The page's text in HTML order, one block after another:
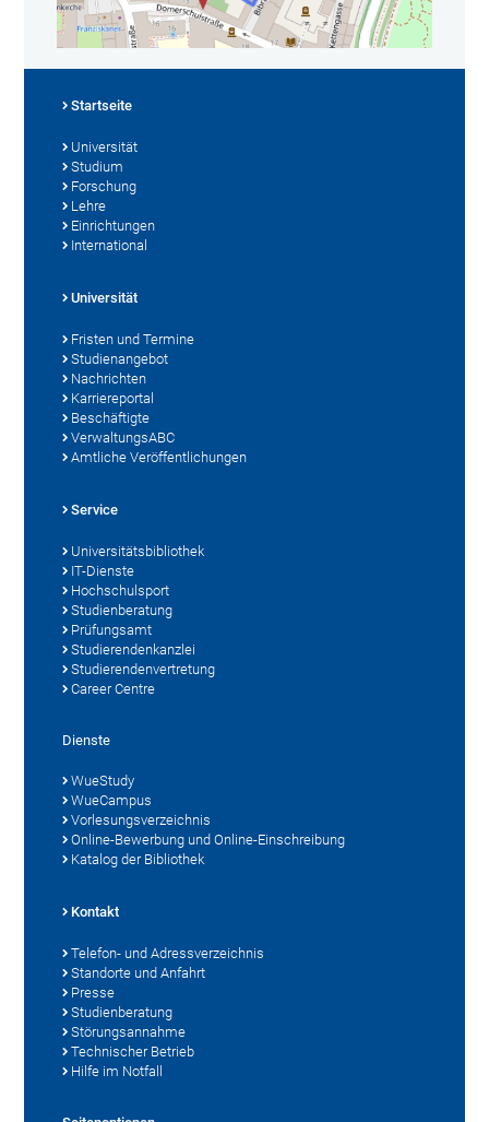
Startseite
Universität
Studium
Forschung
Lehre
Einrichtungen
International
Universität
Fristen und Termine
Studienangebot
Nachrichten
Karriereportal
Beschäftigte
VerwaltungsABC
Amtliche Veröffentlichungen
Service
Universitätsbibliothek
IT-Dienste
Hochschulsport
Studienberatung
Prüfungsamt
Studierendenkanzlei
Studierendenvertretung
Career Centre
Dienste
WueStudy
WueCampus
Vorlesungsverzeichnis
Online-Bewerbung und Online-Einschreibung
Katalog der Bibliothek
Kontakt
Telefon- und Adressverzeichnis
Standorte und Anfahrt
Presse
Studienberatung
Störungsannahme
Technischer Betrieb
Hilfe im Notfall